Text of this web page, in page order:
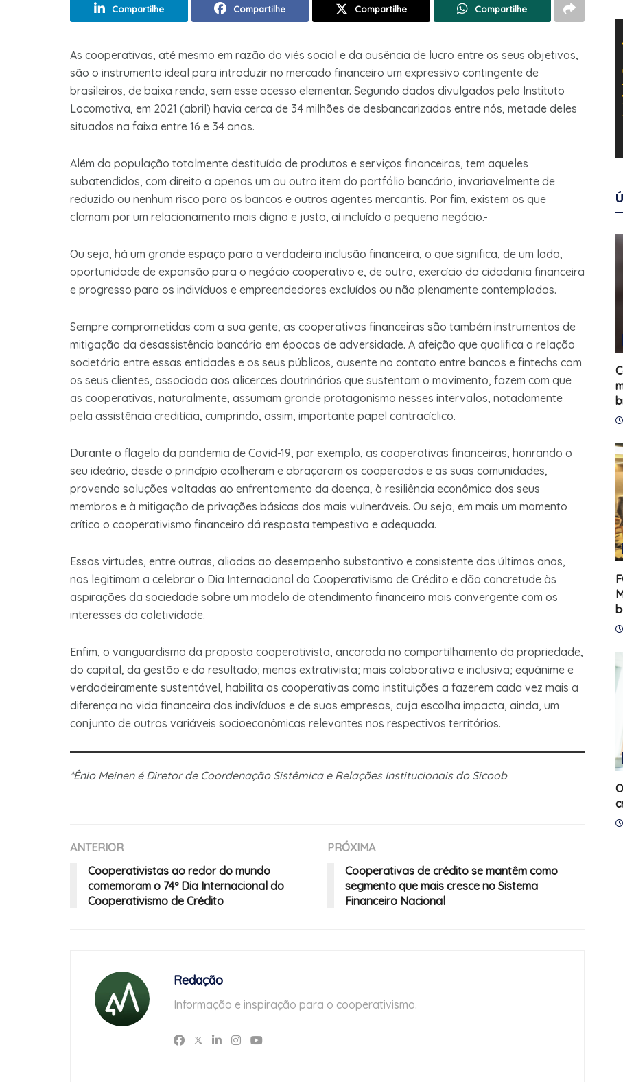
Compartilhe Compartilhe Compartilhe Compartilhe
As cooperativas, até mesmo em razão do viés social e da au­sência de lucro entre os seus objetivos,
são o instrumen­to ideal para introduzir no mercado financeiro um expressivo contingente de
brasileiros, de baixa renda, sem esse acesso ele­mentar. Segundo dados divulgados pelo Instituto
Locomotiva, em 2021 (abril) havia cerca de 34 milhões de desbancarizados entre nós, metade deles
situados na faixa entre 16 e 34 anos.
Além da população totalmente destituída de produ­tos e serviços financeiros, tem aqueles
subatendidos, com direito a apenas um ou outro item do portfólio bancário, invariavelmente de
reduzido ou nenhum risco para os bancos e outros agentes mercantis. Por fim, existem os que
clamam por um relacionamento mais digno e justo, aí incluído o pequeno negócio.
Ou seja, há um grande espaço para a verdadeira inclusão financeira, o que significa, de um lado,
oportunidade de expan­são para o negócio cooperativo e, de outro, exercício da cidadania financeira
e progresso para os indivíduos e empreendedores ex­cluídos ou não plenamente contemplados.
Sempre comprometidas com a sua gente, as cooperativas financeiras são também instrumentos de
mitigação da desassistência bancária em épocas de adversidade. A afeição que qua­lifica a relação
societária entre essas entidades e os seus públicos, ausente no contato entre bancos e fintechs com
os seus clientes, associada aos alicerces doutrinários que sustentam o movimento, fazem com que
as cooperativas, naturalmente, assumam grande protagonismo nesses intervalos, notada­mente
pela assistência creditícia, cumprindo, assim, im­portante papel contracíclico.
Durante o flagelo da pandemia de Covid-19, por exemplo, as cooperativas financeiras, honrando o
seu ideário, desde o princípio acolheram e abraçaram os cooperados e as suas comunidades,
provendo soluções voltadas ao enfrentamento da doença, à resiliência econômica dos seus
membros e à mitigação de privações básicas dos mais vulne­ráveis. Ou seja, em mais um momento
crítico o cooperativismo financeiro dá resposta tempestiva e adequada.
Essas virtudes, entre outras, aliadas ao desempenho substantivo e consistente dos últimos anos,
nos legitimam a celebrar o Dia Internacional do Cooperativismo de Crédito e dão concretude às
aspirações da sociedade sobre um modelo de atendimento financeiro mais convergente com os
interesses da coletividade.
Enfim, o vanguardismo da proposta cooperativista, ancorada no compartilhamento da propriedade,
do capital, da gestão e do resultado; menos extrativista; mais colaborati­va e inclusiva; equânime e
verdadeiramente sustentável, habilita as cooperativas como instituições a fazerem cada vez mais a
diferença na vida financeira dos indivíduos e de suas empresas, cuja escolha impacta, ainda, um
conjunto de outras variáveis socioeconômicas relevantes nos respectivos territórios.
*Ênio Meinen é Diretor de Coordenação Sistêmica e Relações Institucionais do Sicoob
ANTERIOR
Cooperativistas ao redor do mundo
comemoram o 74º Dia Internacional do
Cooperativismo de Crédito
PRÓXIMA
Cooperativas de crédito se mantêm como
segmento que mais cresce no Sistema
Financeiro Nacional
Redação
Informação e inspiração para o cooperativismo.